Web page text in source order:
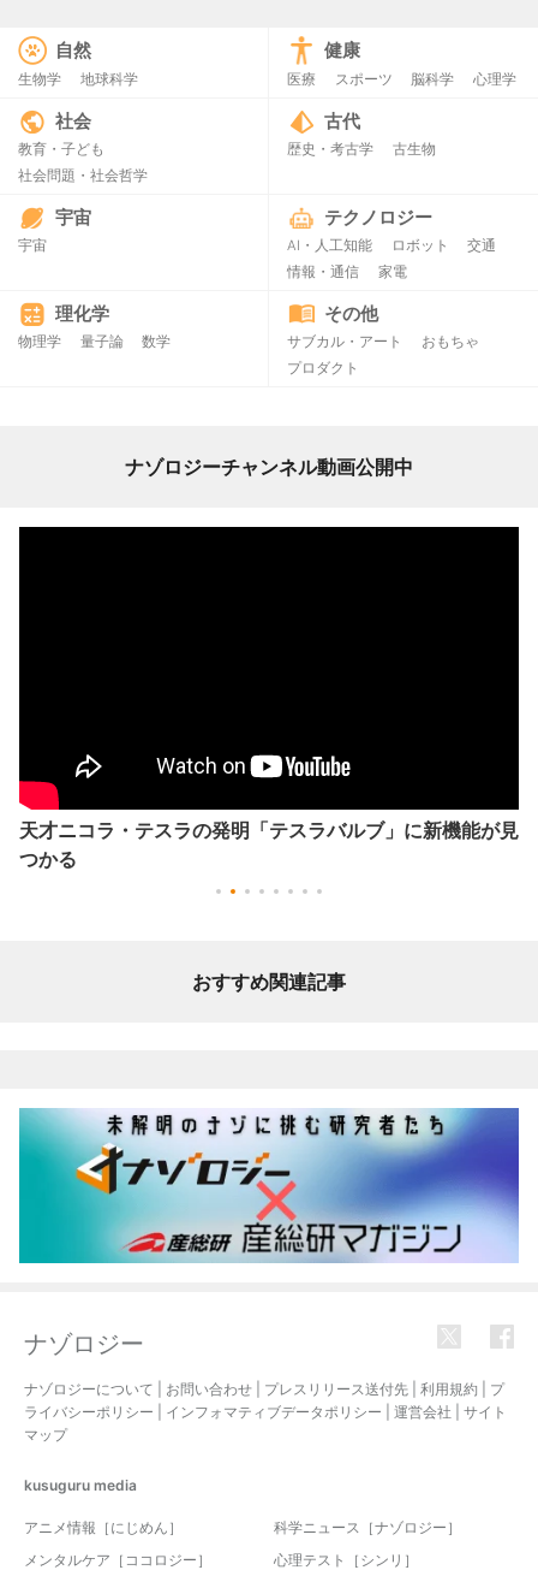
自然
生物学 地球科学
健康
医療 スポーツ 脳科学 心理学
社会
教育・子ども
社会問題・社会哲学
古代
歴史・考古学 古生物
宇宙
宇宙
テクノロジー
AI・人工知能 ロボット
交通
情報・通信
家電
理化学
物理学 量子論 数学
その他
サブカル・アート
おもちゃ
プロダクト
ナゾロジーチャンネル動画公開中
天才ニコラ・テスラの発明「テスラバルブ」に新機能が見
つかる
おすすめ関連記事
ナゾロジー
ナゾロジーについて お問い合わせ プレスリリース送付先 利用規約
プ
ライバシーポリシー
インフォマティブデータポリシー 運営会社
サイト
マップ
kusuguru media
アニメ情報［にじめん］
科学ニュース［ナゾロジー］
メンタルケア［ココロジー］
心理テスト［シンリ］